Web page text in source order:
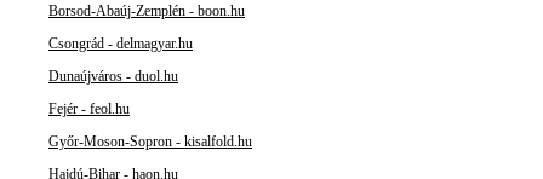
Borsod-Abaúj-Zemplén - boon.hu
Csongrád - delmagyar.hu
Dunaújváros - duol.hu
Fejér - feol.hu
Győr-Moson-Sopron - kisalfold.hu
Hajdú-Bihar - haon.hu